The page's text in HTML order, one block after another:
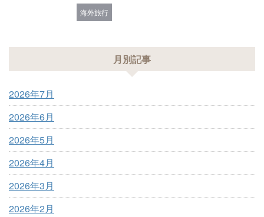
海外旅行
月別記事
2026年7月
2026年6月
2026年5月
2026年4月
2026年3月
2026年2月